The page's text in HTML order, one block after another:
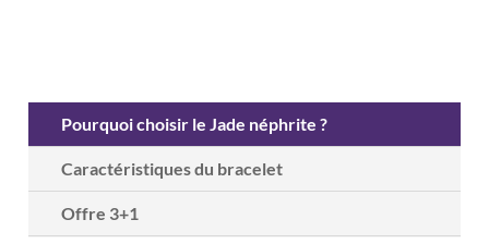
Pourquoi choisir le Jade néphrite ?
Caractéristiques du bracelet
Offre 3+1